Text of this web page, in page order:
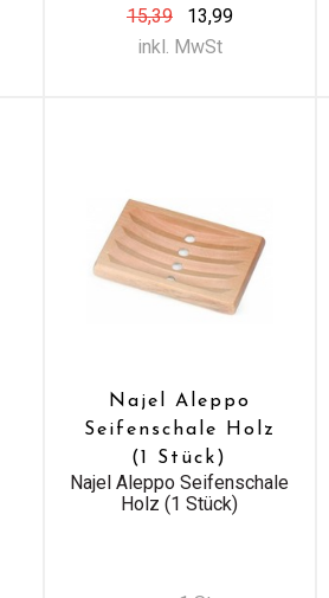
15,39
13,99
inkl. MwSt
Najel Aleppo
Seifenschale Holz
(1 Stück)
Najel Aleppo Seifenschale
Holz (1 Stück)